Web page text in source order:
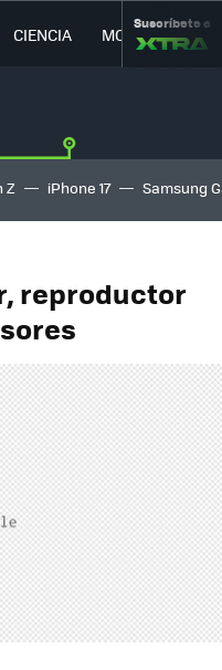
CIENCIA MOVILIDAD
Suscríbete a
Z iPhone 17 Samsung
reproductor